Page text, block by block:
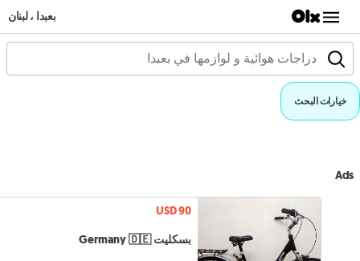
بعبدا ، لبنان
خيارات البحث
Ads
USD 90
بسكليت Germany 🇩🇪